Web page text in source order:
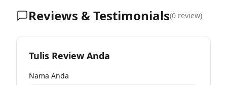
Reviews & Testimonials(0 review)
Tulis Review Anda
Nama Anda